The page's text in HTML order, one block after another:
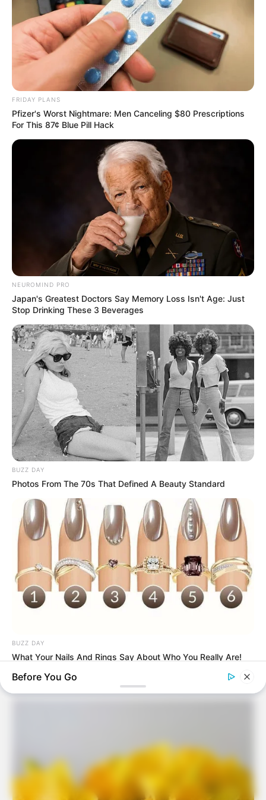
decorativos na sua Páscoa.
Pinterest
FRIDAY PLANS
Pfizer's Worst Nightmare: Men Canceling $80 Prescriptions
For This 87¢ Blue Pill Hack
NEUROMIND PRO
Japan's Greatest Doctors Say Memory Loss Isn't Age: Just
Stop Drinking These 3 Beverages
BUZZ DAY
Photos From The 70s That Defined A Beauty Standard
BUZZ DAY
What Your Nails And Rings Say About Who You Really Are!
Before You Go